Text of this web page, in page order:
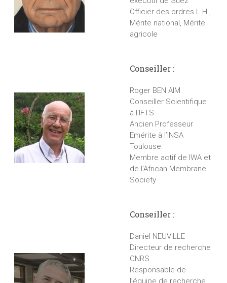
Officier des ordres L.H.,
Mérite national, Mérite
agricole
Conseiller :
Roger BEN AIM
Conseiller Scientifique
à l'IFTS
Ancien Professeur
Emérite à l’INSA
Toulouse
Membre actif de IWA et
de l'African Membrane
Society
Conseiller :
Daniel NEUVILLE
Directeur de recherche
CNRS
Responsable de
l’équipe de recherche